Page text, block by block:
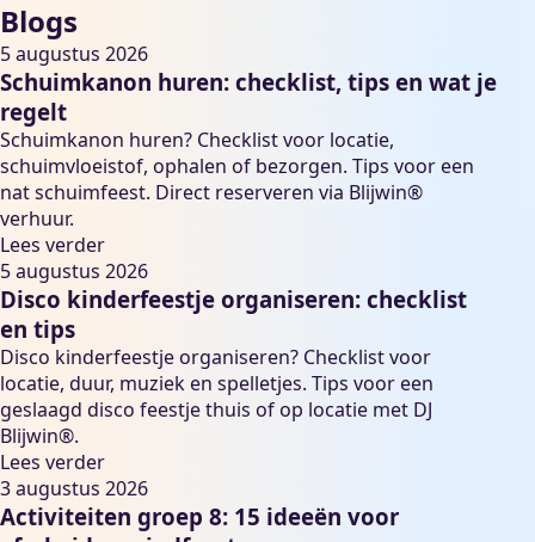
Blogs
5 augustus 2026
Schuimkanon huren: checklist, tips en wat je
regelt
Schuimkanon huren? Checklist voor locatie,
schuimvloeistof, ophalen of bezorgen. Tips voor een
nat schuimfeest. Direct reserveren via Blijwin®
verhuur.
Lees verder
5 augustus 2026
Disco kinderfeestje organiseren: checklist
en tips
Disco kinderfeestje organiseren? Checklist voor
locatie, duur, muziek en spelletjes. Tips voor een
geslaagd disco feestje thuis of op locatie met DJ
Blijwin®.
Lees verder
3 augustus 2026
Activiteiten groep 8: 15 ideeën voor